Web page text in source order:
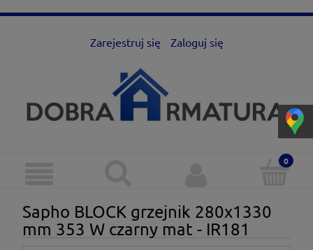
Zarejestruj się Zaloguj się
Sapho BLOCK grzejnik 280x1330
mm 353 W czarny mat - IR181